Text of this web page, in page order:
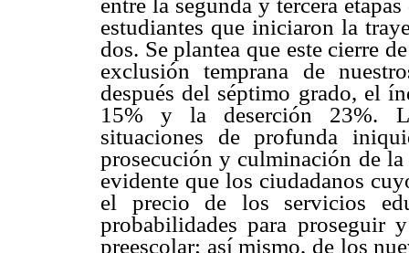
entre la segunda y tercera
estudiantes que iniciaron la
dos. Se plantea que este cierre
exclusión temprana de
después del séptimo grado, el
15% y la deserción 23%.
situaciones de profunda
prosecución y culminación de
evidente que los ciudadanos
el precio de los servicios
probabilidades para proseguir
preescolar; así mismo, de los